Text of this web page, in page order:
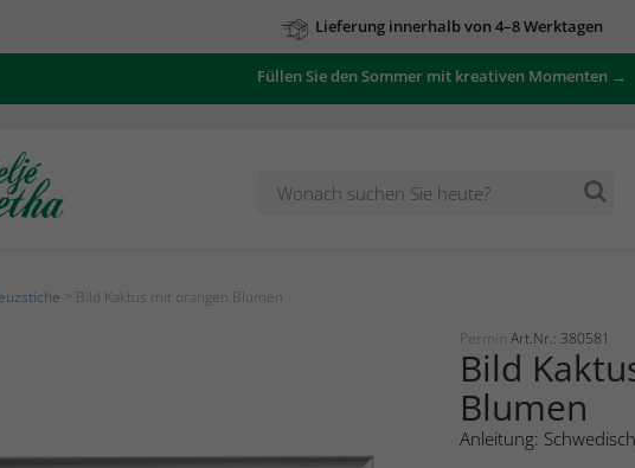
Lieferung innerhalb von 4–8 Werktagen
Füllen Sie den Sommer mit kreativen Momenten →
> Bild Kaktus mit orangen Blumen
Permin Art.Nr.: 380581
Bild
Blumen
Anleitung: